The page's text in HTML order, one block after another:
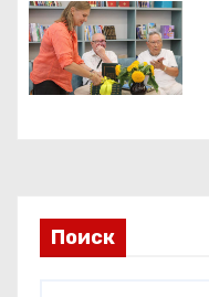
о
з
и
сПоиск